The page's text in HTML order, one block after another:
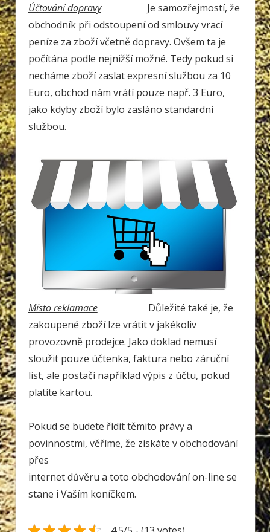
Účtování dopravyJe samozřejmostí, že
obchodník při odstoupení od smlouvy vrací
peníze za zboží včetně dopravy. Ovšem ta je
počítána podle nejnižší možné. Tedy pokud si
necháme zboží zaslat expresní službou za 10
Euro, obchod nám vrátí pouze např. 3 Euro,
jako kdyby zboží bylo zasláno standardní
službou.
Místo reklamaceDůležité také je, že
zakoupené zboží lze vrátit v jakékoliv
provozovně prodejce. Jako doklad nemusí
sloužit pouze účtenka, faktura nebo záruční
list, ale postačí například výpis z účtu, pokud
platíte kartou.
Pokud se budete řídit těmito právy a
povinnostmi, věříme, že získáte v obchodování
přes
internet důvěru a toto obchodování on-line se
stane i Vaším koníčkem.